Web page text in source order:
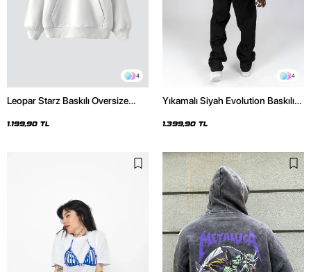
4
Leopar Starz Baskılı Oversize
1.199,90 TL
4
Yıkamalı Siyah Evolution Baskılı
Hoodie
1.399,90 TL